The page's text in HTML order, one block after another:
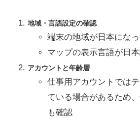
地域・言語設定の確認
端末の地域が日本にな
マップの表示言語が日
アカウントと年齢層
仕事用アカウントでは
ている場合があるため
も確認